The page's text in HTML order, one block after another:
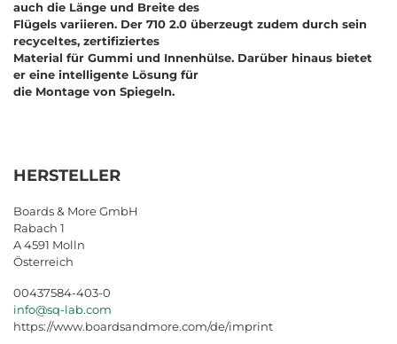
auch die Länge und Breite des
Flügels variieren. Der 710 2.0 überzeugt zudem durch sein
recyceltes, zertifiziertes
Material für Gummi und Innenhülse. Darüber hinaus bietet
er eine intelligente Lösung für
die Montage von Spiegeln.
HERSTELLER
Boards & More GmbH
Rabach 1
A 4591 Molln
Österreich
00437584-403-0
info@sq-lab.com
https://www.boardsandmore.com/de/imprint